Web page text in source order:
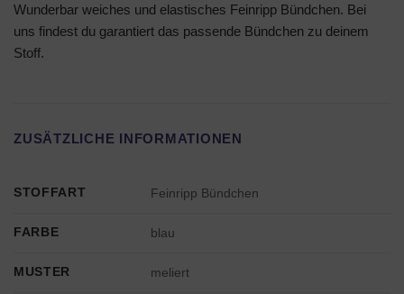
Wunderbar weiches und elastisches Feinripp Bündchen. Bei
uns findest du garantiert das passende Bündchen zu deinem
Stoff.
ZUSÄTZLICHE INFORMATIONEN
STOFFART Feinripp Bündchen
FARBE blau
MUSTER meliert